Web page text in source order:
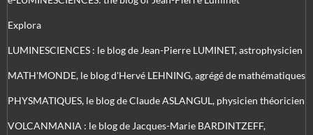
Explora
LUMINESCIENCES : le blog de Jean-Pierre LUMINET, astrophysicien
MATH'MONDE, le blog d'Hervé LEHNING, agrégé de mathématiques
PHYSMATIQUES, le blog de Claude ASLANGUL, physicien théoricien
VOLCANMANIA : le blog de Jacques-Marie BARDINTZEFF,